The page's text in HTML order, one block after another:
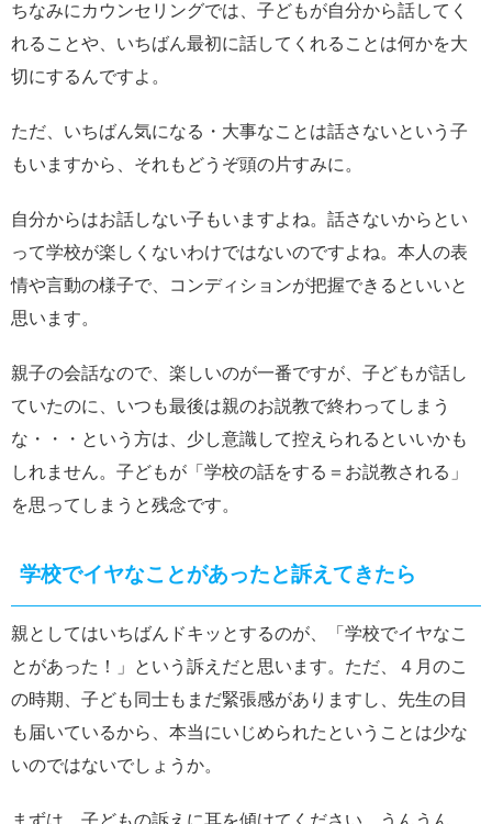
ちなみにカウンセリングでは、子どもが自分から話してく
れることや、いちばん最初に話してくれることは何かを大
切にするんですよ。
ただ、いちばん気になる・大事なことは話さないという子
もいますから、それもどうぞ頭の片すみに。
自分からはお話しない子もいますよね。話さないからとい
って学校が楽しくないわけではないのですよね。本人の表
情や言動の様子で、コンディションが把握できるといいと
思います。
親子の会話なので、楽しいのが一番ですが、子どもが話し
ていたのに、いつも最後は親のお説教で終わってしまう
な・・・という方は、少し意識して控えられるといいかも
しれません。子どもが「学校の話をする＝お説教される」
を思ってしまうと残念です。
学校でイヤなことがあったと訴えてきたら
親としてはいちばんドキッとするのが、「学校でイヤなこ
とがあった！」という訴えだと思います。ただ、４月のこ
の時期、子ども同士もまだ緊張感がありますし、先生の目
も届いているから、本当にいじめられたということは少な
いのではないでしょうか。